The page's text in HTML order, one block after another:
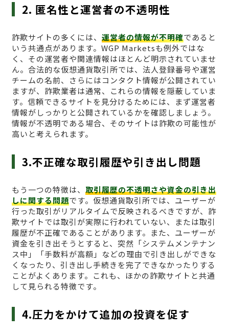
2. 匿名性と運営者の不透明性
詐欺サイトの多くには、 運営者の情報が不明確であると
いう共通点があります。WGP Marketsも例外ではな
く、その運営者や関連情報はほとんど明示されていませ
ん。合法的な仮想通貨取引所では、法人登録番号や運営
チームの名前、さらにはコンタクト情報が公開されてい
ますが、詐欺業者は通常、これらの情報を隠蔽していま
す。信頼できるサイトを見分けるためには、まず運営者
情報がしっかりと公開されているかを確認しましょう。
情報が不透明である場合、そのサイトは詐欺の可能性が
高いと考えられます。
3.不正確な取引履歴や引き出し問題
もう一つの特徴は、 取引履歴の不透明さや資金の引き出
しに関する問題です。仮想通貨取引所では、ユーザーが
行った取引がリアルタイムで反映されるべきですが、詐
欺サイトでは取引が実際に行われていない、または取引
履歴が不正確であることがあります。また、ユーザーが
資金を引き出そうとすると、突然「システムメンテナン
ス中」「手数料が高額」などの理由で引き出しができな
くなったり、引き出し手続きを完了できなかったりする
ことがよくあります。これも、ほかの詐欺サイトと共通
して見られる特徴です。
4.圧力をかけて追加の投資を促す